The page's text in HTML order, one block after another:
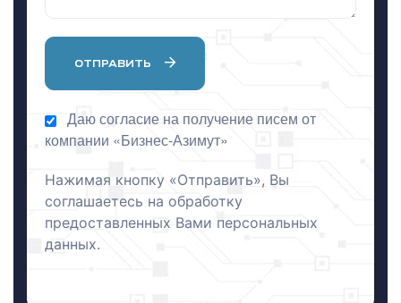
ОТПРАВИТЬ
Даю согласие на получение писем от
компании «Бизнес-Азимут»
Нажимая кнопку «Отправить», Вы
соглашаетесь на обработку
предоставленных Вами персональных
данных.